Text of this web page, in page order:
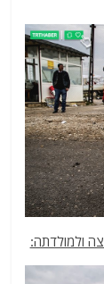
ולמולדתה: